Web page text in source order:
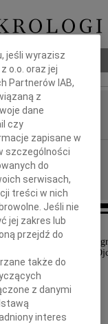
że dnia 15
nasz ukochany Mąż i
jeśli wyrazisz
o.o. oraz jej
Partnerów IAB,
z
dane
czy
zapisane w
szczególności
do
serwisach,
treści w nich
Jeśli nie
jej zakres lub
przejdź do
także do
z danymi
interes